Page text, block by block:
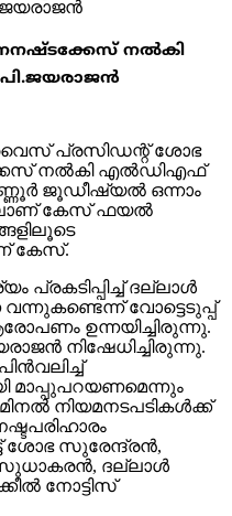
നൽകി
പ്രസിഡന്റ് ശോഭ
നൽകി എൽഡിഎഫ്
ജൂഡീഷ്യൽ ഒന്നാം
കേസ് ഫയൽ
കേസ്.
പ്രകടിപ്പിച്ച് ദല്ലാൾ
വന്നുകണ്ടെന്ന് വോട്ടെടുപ്പ്
ഉന്നയിച്ചിരുന്നു.
നിഷേധിച്ചിരുന്നു.
മാപ്പുപറയണമെന്നും
നിയമനടപടികൾക്ക്
ശോഭ സുരേന്ദ്രൻ,
ദല്ലാൾ
നോട്ടിസ്